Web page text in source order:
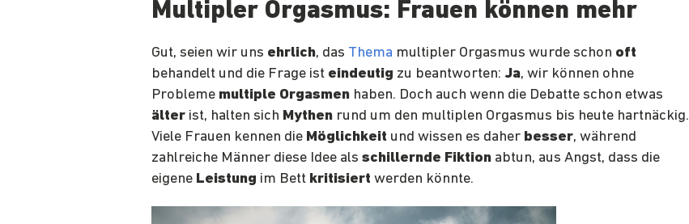
Multipler Orgasmus: Frauen können mehr
Gut, seien wir uns ehrlich, das Thema multipler Orgasmus wurde schon oft
behandelt und die Frage ist eindeutig zu beantworten: Ja, wir können ohne
Probleme multiple Orgasmen haben. Doch auch wenn die Debatte schon etwas
älter ist, halten sich Mythen rund um den multiplen Orgasmus bis heute hartnäckig.
Viele Frauen kennen die Möglichkeit und wissen es daher besser, während
zahlreiche Männer diese Idee als schillernde Fiktion abtun, aus Angst, dass die
eigene Leistung im Bett kritisiert werden könnte.